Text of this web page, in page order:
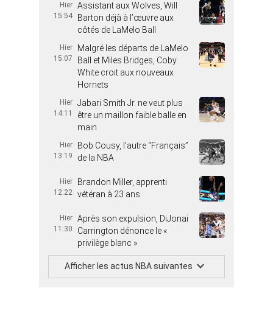
Hier
15:54
Assistant aux Wolves, Will
Barton déjà à l’œuvre aux
côtés de LaMelo Ball
Hier
15:07
Malgré les départs de LaMelo
Ball et Miles Bridges, Coby
White croit aux nouveaux
Hornets
Hier
14:11
Jabari Smith Jr. ne veut plus
être un maillon faible balle en
main
Hier
13:19
Bob Cousy, l’autre “Français”
de la NBA
Hier
12:22
Brandon Miller, apprenti
vétéran à 23 ans
Hier
11:30
Après son expulsion, DiJonai
Carrington dénonce le «
privilège blanc »
Afficher les actus NBA suivantes